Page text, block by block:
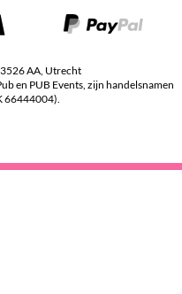
AA, Utrecht
en PUB Events, zijn handelsnamen
66444004).